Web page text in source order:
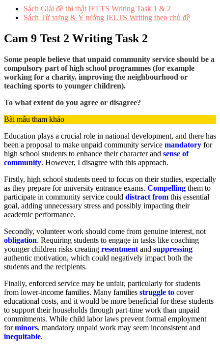
Sách Giải đề thi thật IELTS Writing Task 1 & 2
Sách Từ vựng & Ý tưởng IELTS Writing theo chủ đề
Cam 9 Test 2 Writing Task 2
Some people believe that unpaid community service should be a
compulsory part of high school programmes (for example
working for a charity, improving the neighbourhood or
teaching sports to younger children).
To what extent do you agree or disagree?
Bài mẫu tham khảo
Education plays a crucial role in national development, and there has
been a proposal to make unpaid community service mandatory for
high school students to enhance their character and sense of
community. However, I disagree with this approach.
Firstly, high school students need to focus on their studies, especially
as they prepare for university entrance exams. Compelling them to
participate in community service could distract from this essential
goal, adding unnecessary stress and possibly impacting their
academic performance.
Secondly, volunteer work should come from genuine interest, not
obligation. Requiring students to engage in tasks like coaching
younger children risks creating resentment and suppressing
authentic motivation, which could negatively impact both the
students and the recipients.
Finally, enforced service may be unfair, particularly for students
from lower-income families. Many families struggle to cover
educational costs, and it would be more beneficial for these students
to support their households through part-time work than unpaid
commitments. While child labor laws prevent formal employment
forminors, mandatory unpaid work may seem inconsistent and
inequitable.